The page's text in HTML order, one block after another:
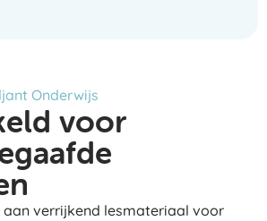
Onderwijs
voor
verrijkend lesmateriaal voor